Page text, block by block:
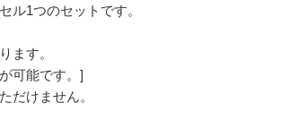
ル1つのセットです。
ます。
可能です。]
だけません。